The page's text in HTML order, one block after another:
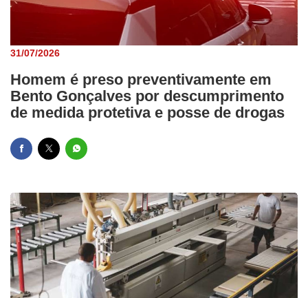
31/07/2026
Homem é preso preventivamente em
Bento Gonçalves por descumprimento
de medida protetiva e posse de drogas